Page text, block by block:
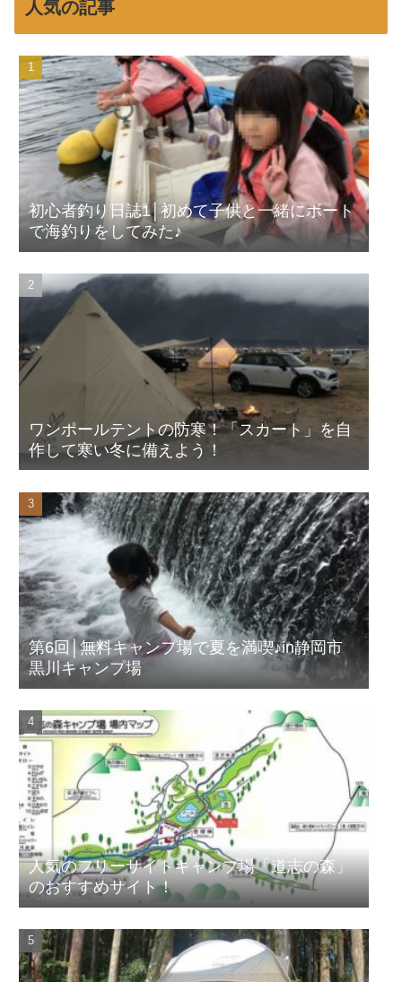
人気の記事
初心者釣り日誌1│初めて子供と一緒にボート
で海釣りをしてみた♪
ワンポールテントの防寒！「スカート」を自
作して寒い冬に備えよう！
第6回│無料キャンプ場で夏を満喫♪in静岡市
黒川キャンプ場
人気のフリーサイトキャンプ場「道志の森」
のおすすめサイト！